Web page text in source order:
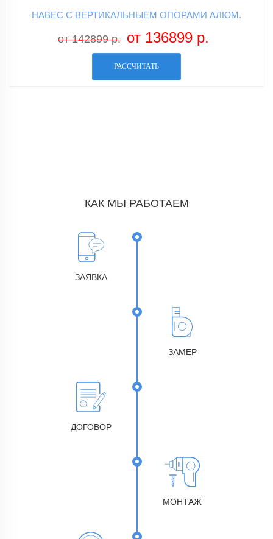
НАВЕС С ВЕРТИКАЛЬНЫЕМ ОПОРАМИ АЛЮМ.
от 142899 р. от 136899 р.
РАССЧИТАТЬ
КАК МЫ РАБОТАЕМ
ЗАЯВКА
ЗАМЕР
ДОГОВОР
МОНТАЖ